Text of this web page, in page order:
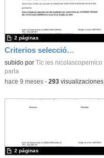
Criterios selección alumnado Erasmus 25-26
subido por Tic ies nicolascopernico
parla
2 páginas
-hace 9 meses- 293visualizaciones
2 páginas